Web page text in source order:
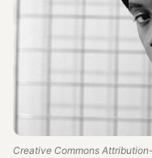
Creative Commons